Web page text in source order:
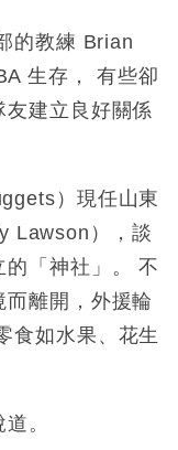
的教練 Brian
生存，
有些卻
建立良好關係
）現任山東
Lawson），談
的 「神社」 。不
離開，外援輪
食如水果、花生
。